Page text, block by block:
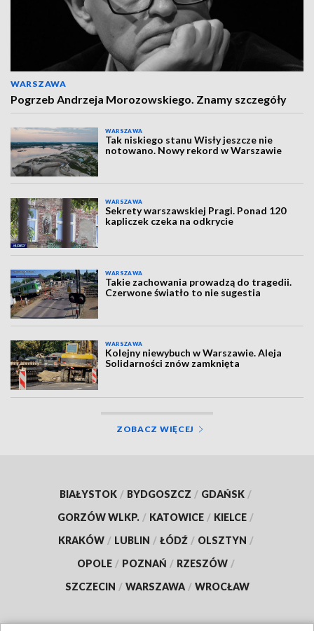
WARSZAWA
Pogrzeb Andrzeja Morozowskiego. Znamy szczegóły
WARSZAWA
Tak niskiego stanu Wisły jeszcze nie
notowano. Nowy rekord w Warszawie
WARSZAWA
Sekrety warszawskiej Pragi. Ponad 120
kapliczek czeka na odkrycie
WARSZAWA
Takie zachowania prowadzą do tragedii.
Czerwone światło to nie sugestia
WARSZAWA
Kolejny niewybuch w Warszawie. Aleja
Solidarności znów zamknięta
ZOBACZ WIĘCEJ
BIAŁYSTOK / BYDGOSZCZ / GDAŃSK /
GORZÓW WLKP. / KATOWICE / KIELCE /
KRAKÓW / LUBLIN / ŁÓDŹ / OLSZTYN /
OPOLE / POZNAŃ / RZESZÓW /
SZCZECIN / WARSZAWA / WROCŁAW